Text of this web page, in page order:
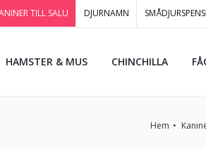
TILL SALU DJURNAMN
HAMSTER & MUS CHINCHILLA
Hem